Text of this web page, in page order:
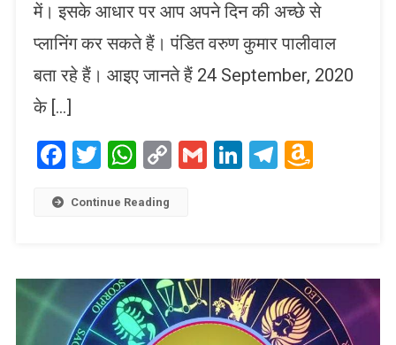
में। इसके आधार पर आप अपने दिन की अच्छे से
प्लानिंग कर सकते हैं। पंडित वरुण कुमार पालीवाल
बता रहे हैं। आइए जानते हैं 24 September, 2020
के […]
Facebook
TwitterWhatsApp
CopyGmailLinkedIn
Telegram
Continue Reading